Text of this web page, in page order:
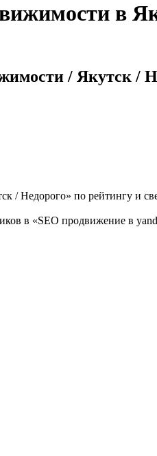
в
/ Якутск /
/ Недорого» по рейтингу и
в «SEO продвижение в